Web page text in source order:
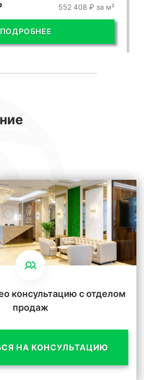
552 408 ₽ за м²
ПОДРОБНЕЕ
консультацию с отделом
продаж
НА КОНСУЛЬТАЦИЮ